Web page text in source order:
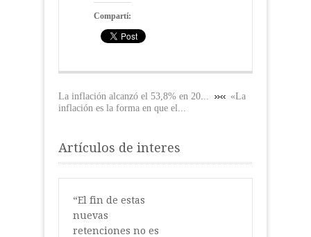
Compartí:
La inflación alcanzó el 53,8% en 20...
«La
inflación es la forma en que el...
Artículos de interes
“El fin de estas
nuevas
retenciones no es